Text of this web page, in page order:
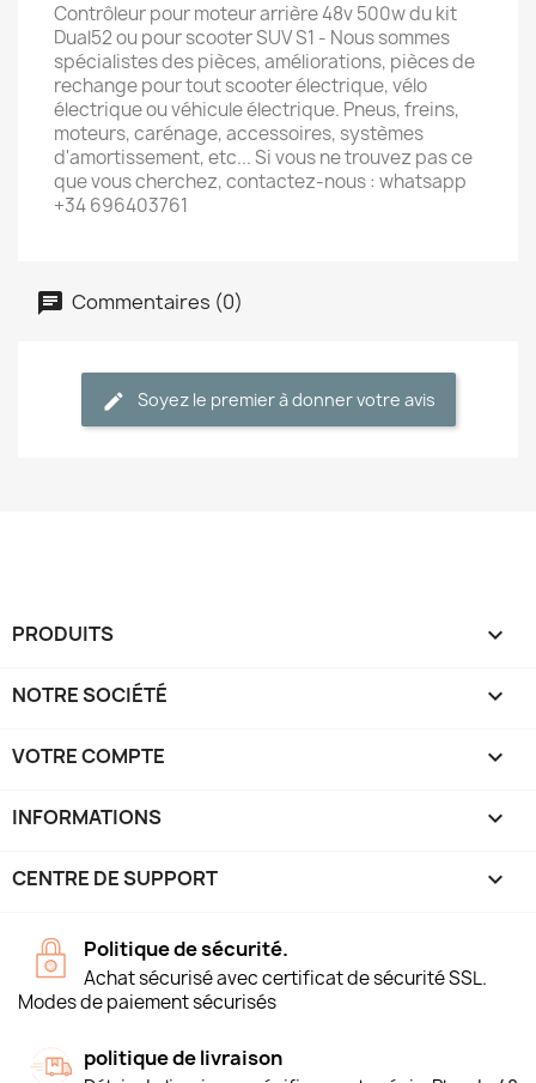
Contrôleur pour moteur arrière 48v 500w du kit
Dual52 ou pour scooter SUV S1 - Nous sommes
spécialistes des pièces, améliorations, pièces de
rechange pour tout scooter électrique, vélo
électrique ou véhicule électrique. Pneus, freins,
moteurs, carénage, accessoires, systèmes
d'amortissement, etc... Si vous ne trouvez pas ce
que vous cherchez, contactez-nous : whatsapp
+34 696403761
Commentaires (0)
Soyez le premier à donner votre avis
PRODUITS 
NOTRE SOCIÉTÉ 
VOTRE COMPTE 
INFORMATIONS keyboard_arrow_down
CENTRE DE SUPPORT 
Politique de sécurité.
Achat sécurisé avec certificat de sécurité SSL.
Modes de paiement sécurisés
politique de livraison